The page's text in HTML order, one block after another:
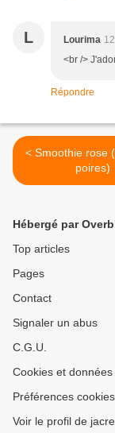
L Lourima
<br />
Répondre
< Smoothie rose (fraises et
poires)
Hébergé par
Top articles
Pages
Contact
Signaler un abus
C.G.U.
Cookies et
Préférences cookies
Voir le profil de